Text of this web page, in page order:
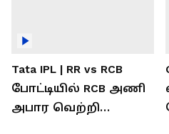
Tata IPL | RR vs RCB
போட்டியில் RCB அணி
அபார வெற்றி